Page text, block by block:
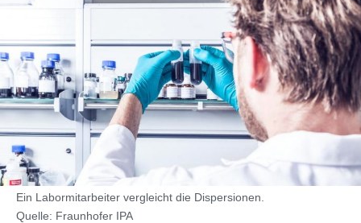
Ein Labormitarbeiter vergleicht die Dispersionen.
Quelle: Fraunhofer IPA